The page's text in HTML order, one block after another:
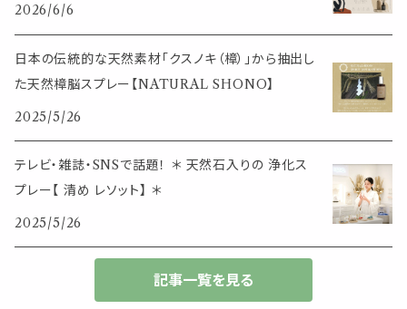
ミニサイズ
大きめサイズ
50個以上の大容量
ダブルクリップ・その他
筆記用具
スマホアイテム
生活アイテム
ブレスレット
その他
2026/6/6
日本の伝統的な天然素材「クスノキ（樟）」から抽出し
た天然樟脳スプレー【NATURAL SHONO】
2025/5/26
テレビ・雑誌・SNSで話題！ ＊ 天然石入りの 浄化ス
プレー【 清め レソット】 ＊
2025/5/26
記事一覧を見る